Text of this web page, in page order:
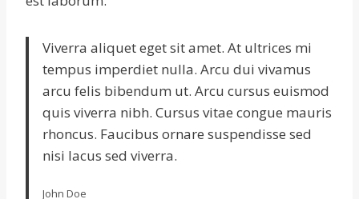
Viverra aliquet eget sit amet. At ultrices mi
tempus imperdiet nulla. Arcu dui vivamus
arcu felis bibendum ut. Arcu cursus euismod
quis viverra nibh. Cursus vitae congue mauris
rhoncus. Faucibus ornare suspendisse sed
nisi lacus sed viverra.
John Doe